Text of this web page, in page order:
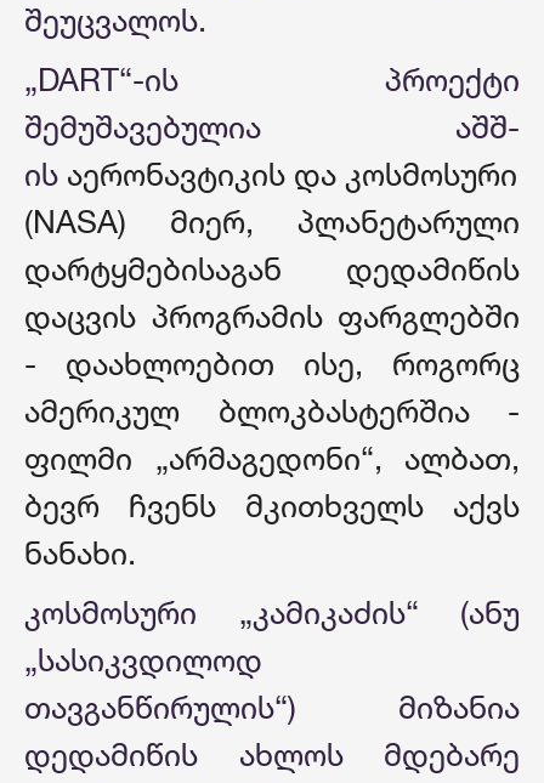
შეუცვალოს.
„DART“-ის პროექტი
შემუშავებულია აშშ-
ის აერონავტიკის და კოსმოსური
(NASA) მიერ, პლანეტარული
დარტყმებისაგან დედამიწის
დაცვის პროგრამის ფარგლებში
- დაახლოებით ისე, როგორც
ამერიკულ ბლოკბასტერშია -
ფილმი „არმაგედონი“, ალბათ,
ბევრ ჩვენს მკითხველს აქვს
ნანახი.
კოსმოსური „კამიკაძის“ (ანუ
„სასიკვდილოდ
თავგანწირულის“) მიზანია
დედამიწის ახლოს მდებარე